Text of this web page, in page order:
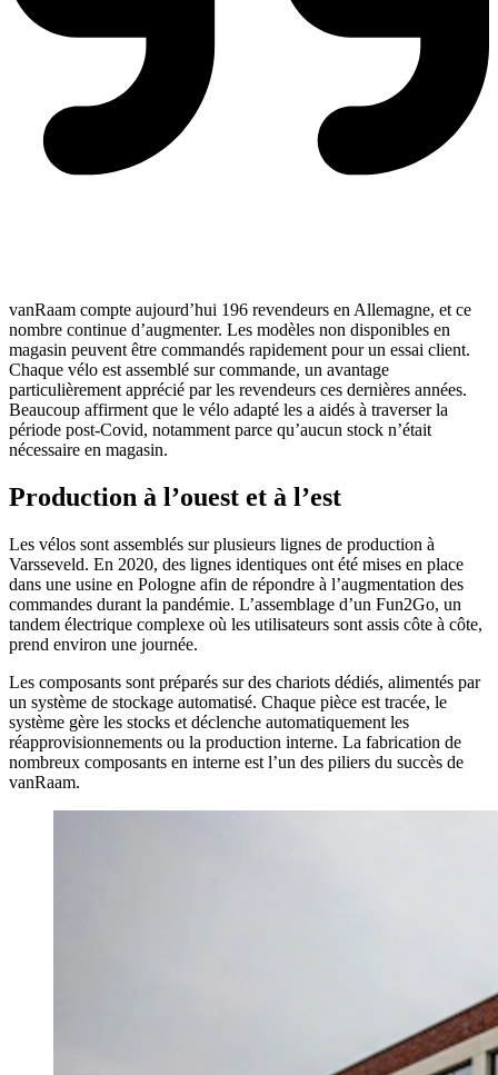
vanRaam compte aujourd’hui 196 revendeurs en Allemagne, et ce
nombre continue d’augmenter. Les modèles non disponibles en
magasin peuvent être commandés rapidement pour un essai client.
Chaque vélo est assemblé sur commande, un avantage
particulièrement apprécié par les revendeurs ces dernières années.
Beaucoup affirment que le vélo adapté les a aidés à traverser la
période post-Covid, notamment parce qu’aucun stock n’était
nécessaire en magasin.
Production à l’ouest et à l’est
Les vélos sont assemblés sur plusieurs lignes de production à
Varsseveld. En 2020, des lignes identiques ont été mises en place
dans une usine en Pologne afin de répondre à l’augmentation des
commandes durant la pandémie. L’assemblage d’un Fun2Go, un
tandem électrique complexe où les utilisateurs sont assis côte à côte,
prend environ une journée.
Les composants sont préparés sur des chariots dédiés, alimentés par
un système de stockage automatisé. Chaque pièce est tracée, le
système gère les stocks et déclenche automatiquement les
réapprovisionnements ou la production interne. La fabrication de
nombreux composants en interne est l’un des piliers du succès de
vanRaam.